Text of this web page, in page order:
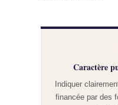
Caractère
Indiquer
financée par des